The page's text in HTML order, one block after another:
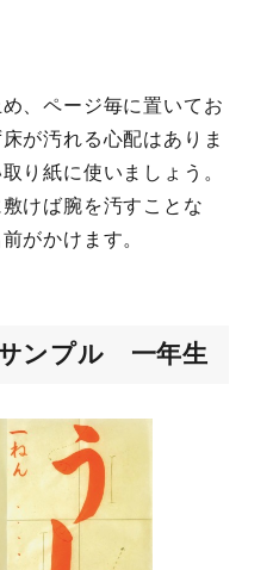
、ページ毎に置いてお
が汚れる心配はありま
り紙に使いましょう。
けば腕を汚すことな
がかけます。
ンプル 一年生